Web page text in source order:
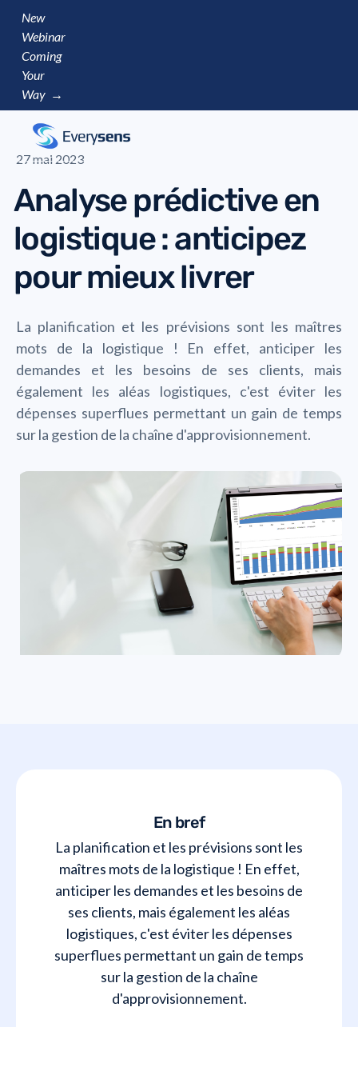
New
Webinar
Coming
Your
Way →
27 mai 2023
Analyse prédictive en
logistique : anticipez
pour mieux livrer
La planification et les prévisions sont les maîtres
mots de la logistique ! En effet, anticiper les
demandes et les besoins de ses clients, mais
également les aléas logistiques, c'est éviter les
dépenses superflues permettant un gain de temps
sur la gestion de la chaîne d'approvisionnement.
En bref
La planification et les prévisions sont les
maîtres mots de la logistique ! En effet,
anticiper les demandes et les besoins de
ses clients, mais également les aléas
logistiques, c'est éviter les dépenses
superflues permettant un gain de temps
sur la gestion de la chaîne
d'approvisionnement.